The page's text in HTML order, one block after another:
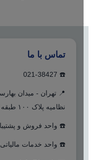
تماس با ما
☎️ 021-38427
📍 تهران - میدان
نظامیه پلاک ۱۰۰ طبقه اول واحد ۲
☎️ واحد فروش و پشتیبانی:
☎️ واحد خدمات مالیاتی: